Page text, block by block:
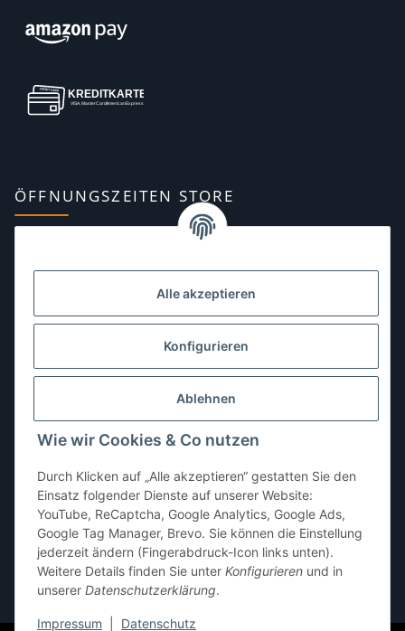
Alle akzeptieren
Konfigurieren
Ablehnen
Wie wir Cookies & Co nutzen
Durch Klicken auf „Alle akzeptieren“ gestatten Sie den
Einsatz folgender Dienste auf unserer Website:
YouTube, ReCaptcha, Google Analytics, Google Ads,
Google Tag Manager, Brevo. Sie können die Einstellung
jederzeit ändern (Fingerabdruck-Icon links unten).
Weitere Details finden Sie unter Konfigurieren und in
unserer Datenschutzerklärung.
Impressum Datenschutz
ÖFFNUNGSZEITEN STORE
10:00–13:00, 14:00–18:00 Uhr
Dienstag:10:00–13:00, 14:00–16:00 Uhr
10:00–13:00 Uhr
Freitag:10:00–13:00, 14:00–18:00 Uhr
Sonntag: geschlossen
* Alle Preise inkl. gesetzlicher USt., zzgl.Versand